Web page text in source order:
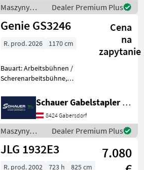
Zertifikat, Edelstahl
Maszyny
budowlane /
Snorkel
Dealer Premium Plus
Genie GS3246
Cena
na
zapytanie
R. prod. 2026 1170 cm
Bauart: Arbeitsbühnen /
Scherenarbeitsbühne,
9600mm, Bauhöhe:
2530mm, Batterie: Trojan 6V
228Ah Zustand: Neu,
Bereifung vorne: Vollgummi
E
Schauer Gabelstapler GmbH
8424 Gabersdorf
Maszyny
budowlane /
Genie
Dealer Premium Plus
JLG 1932E3
7.080
R. prod. 2002 723 h 825 cm